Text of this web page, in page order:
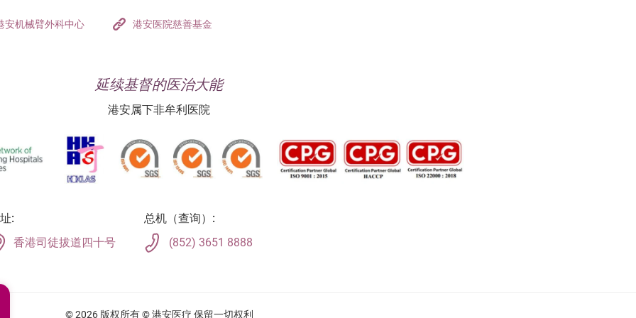
安机械臂外科中心 港安医院慈善基金
延续基督的医治大能
港安属下非牟利医院
:
香港司徒拔道四十号
总机（查询）:
(852) 3651 8888
© 2026 版权所有 © 港安医疗 保留一切权利